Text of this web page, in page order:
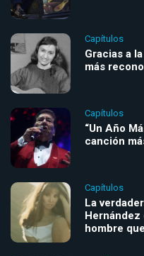
Capítulos
Gracias a
más
Capítulos
“Un Año
canción
Capítulos
La
Hernández
hombre